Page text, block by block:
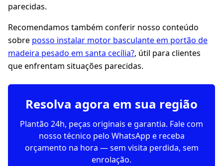
parecidas.
Recomendamos também conferir nosso conteúdo
sobre posso instalar motor basculante em portão de
madeira pesado em santa cecília?, útil para clientes
que enfrentam situações parecidas.
Resolva agora em sua região
Plantão 24h, peças originais e garantia. Fale com
nosso técnico pelo WhatsApp e receba
orçamento na hora — sem visita perdida, sem
enrolação.